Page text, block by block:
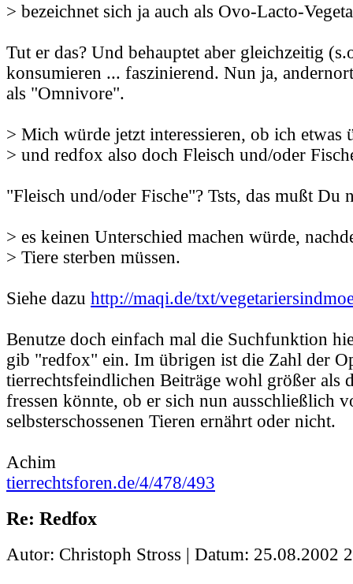
> bezeichnet sich ja auch als Ovo-Lacto-
Tut er das? Und behauptet aber gleichzeitig
konsumieren ... faszinierend. Nun ja,
als "Omnivore".
> Mich würde jetzt interessieren, ob ich etwas
> und redfox also doch Fleisch und/oder
"Fleisch und/oder Fische"? Tsts, das mußt Du
> es keinen Unterschied machen würde,
> Tiere sterben müssen.
Siehe dazu http://maqi.de/txt/
Benutze doch einfach mal die Suchfunktion
gib "redfox" ein. Im übrigen ist die Zahl der
tierrechtsfeindlichen Beiträge wohl größer als
fressen könnte, ob er sich nun ausschließlich
selbsterschossenen Tieren ernährt oder nicht.
Achim
tierrechtsforen.de/4/478/493
Re: Redfox
Autor: Christoph Stross | Datum: 25.08.2002